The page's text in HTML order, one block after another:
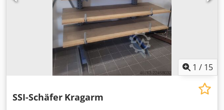
1 / 15
SSI-Schäfer Kragarm